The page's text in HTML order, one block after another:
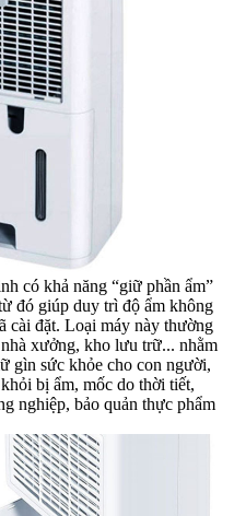
có khả năng “giữ phần ẩm”
đó giúp duy trì độ ẩm không
cài đặt. Loại máy này thường
xưởng, kho lưu trữ... nhằm
gìn sức khỏe cho con người,
bị ẩm, mốc do thời tiết,
nghiệp, bảo quản thực phẩm